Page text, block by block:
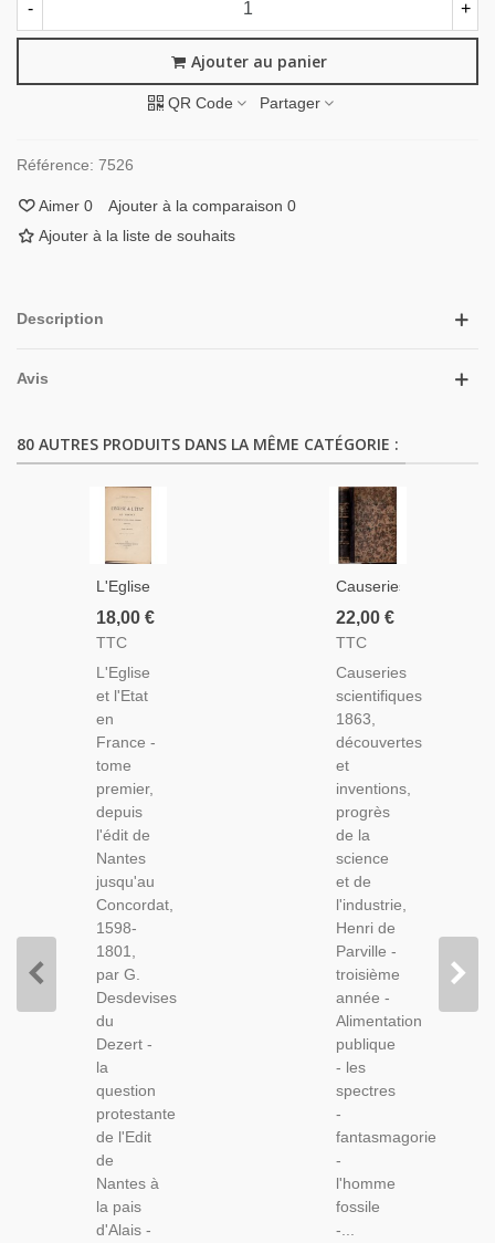
- +
Ajouter au panier
QR Code Partager
Référence: 7526
Aimer 0 Ajouter à la comparaison 0
Ajouter à la liste de souhaits
Description
Avis
80 AUTRES PRODUITS DANS LA MÊME CATÉGORIE :
L'Eglise
Et L'Etat
En
Depuis
L'édit De
Nantes
Jusqu'au
Concordat,
1907,
Desdevises
Du
Dezert
18,00 €
TTC
L'Eglise
et l'Etat
en
France -
tome
premier,
depuis
l'édit de
Nantes
jusqu'au
Concordat,
1598-
1801,
par G.
Desdevises
du
Dezert -
la
question
protestante
de l'Edit
de
Nantes à
la pais
d'Alais -
Causeries
Scientifiques
1863,
De La
Science
Et De
L'industrie,
Henri De
Parville -
Inventions
19e
Siècle,
Revues
22,00 €
TTC
Causeries
scientifiques
1863,
découvertes
et
inventions,
progrès
de la
science
et de
l'industrie,
Henri de
Parville -
troisième
année -
Alimentation
publique
- les
spectres
-
fantasmagorie
-
l'homme
fossile
-...